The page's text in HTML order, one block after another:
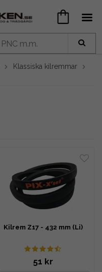
Klassiska kilremmar
Kilrem Z17 - 432 mm (Li)
51 kr